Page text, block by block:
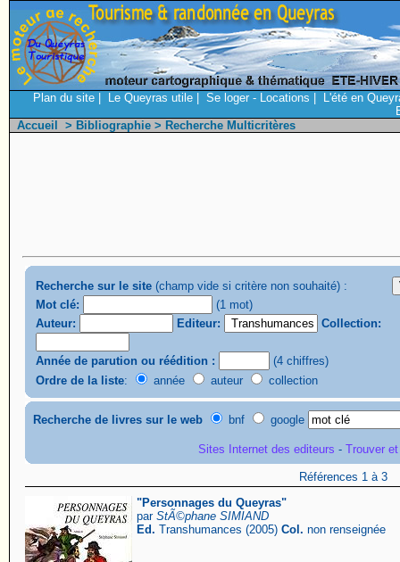
Plan du site Le Queyras utile Se loger - Locations
L'été en
Accueil
> Bibliographie > Recherche Multicritères
Recherche sur le site (champ vide si critère non souhaité) :
Mot clé:
(1 mot)
Auteur:
Editeur: Collection:
Année de parution ou réédition :
(4 chiffres)
Ordre de la liste: année auteur collection
Recherche de livres sur le web bnf google
Sites Internet des editeurs - Trouver
Références 1 à 3
"Personnages du Queyras"
par StÃ©phane SIMIAND
Ed. Transhumances (2005) Col. non renseignée